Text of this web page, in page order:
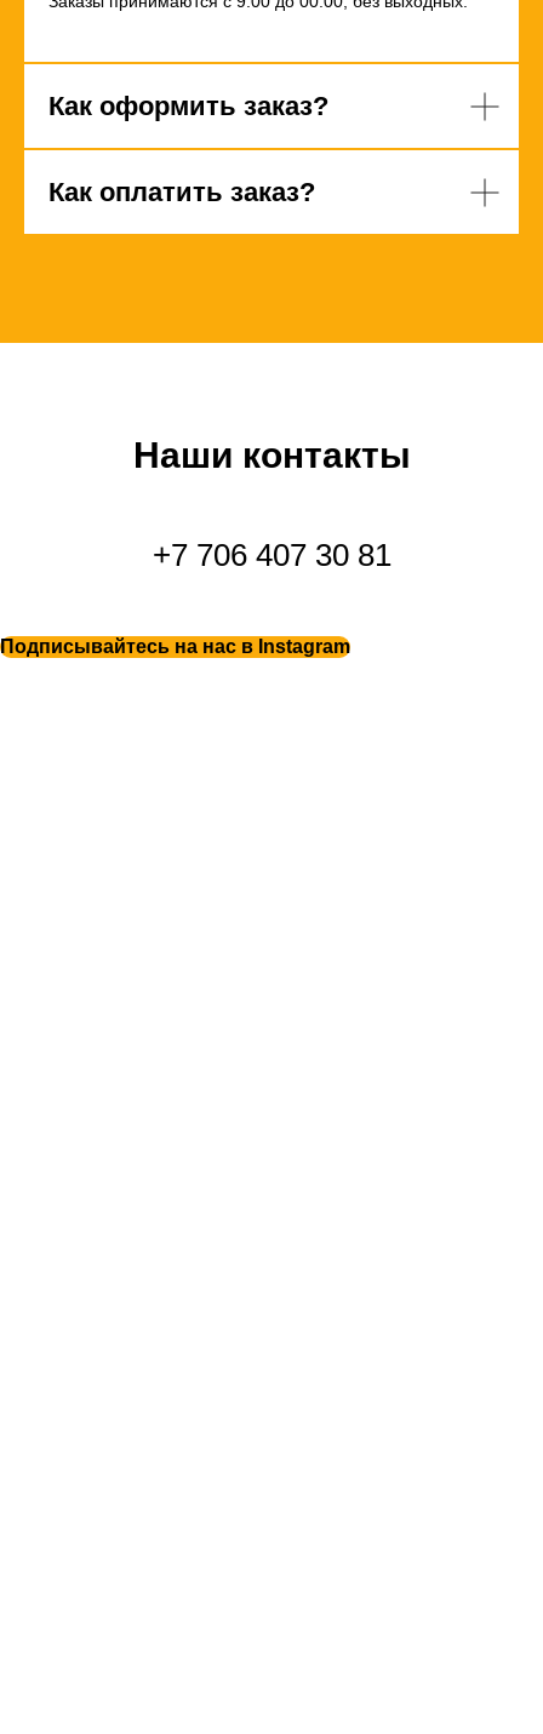
Как оформить заказ?
Как оплатить заказ?
Наши контакты
+7 706 407 30 81
Подписывайтесь на нас в Instagram